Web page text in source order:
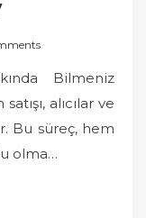
Bilmeniz
alıcılar ve
Bu süreç, hem
olma…